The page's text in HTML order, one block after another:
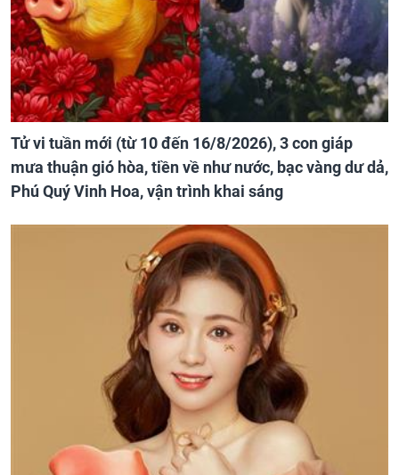
Tử vi tuần mới (từ 10 đến 16/8/2026), 3 con giáp
mưa thuận gió hòa, tiền về như nước, bạc vàng dư dả,
Phú Quý Vinh Hoa, vận trình khai sáng